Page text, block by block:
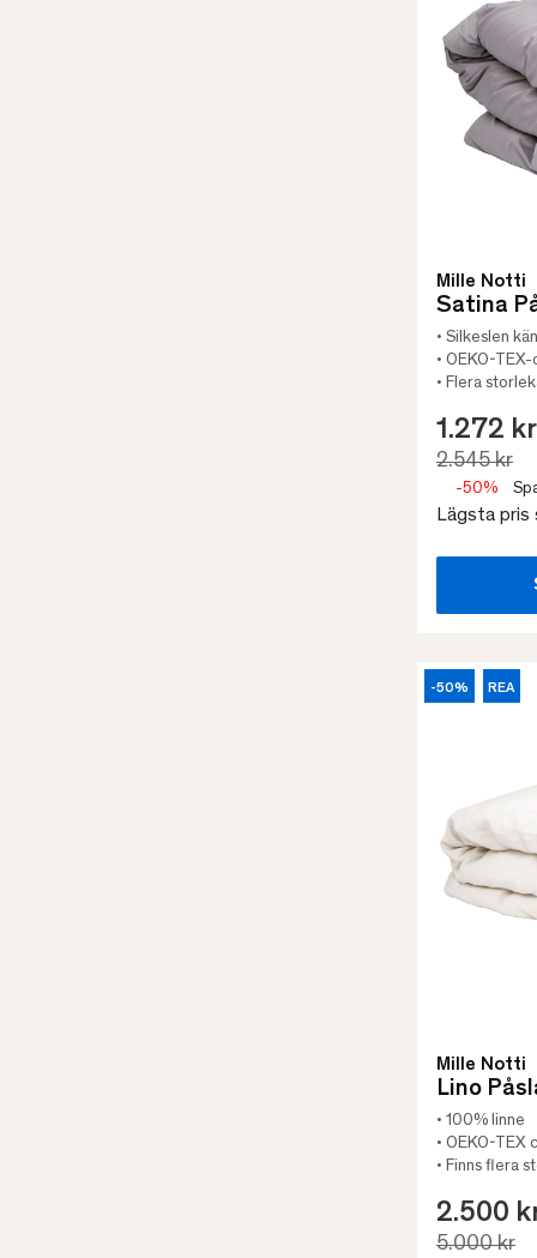
Mille Notti
Satina
• Silkeslen
• OEKO-
• Flera
1.272 kr
2.545 kr
-50%
Lägsta pris
-50% REA
Mille Notti
Lino
• 100% linne
• OEKO-TEX
• Finns flera
2.500
5.000 kr